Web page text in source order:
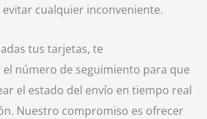
cualquier inconveniente.
tus tarjetas, te
número de seguimiento para que
el estado del envío en tiempo real
Nuestro compromiso es ofrecer